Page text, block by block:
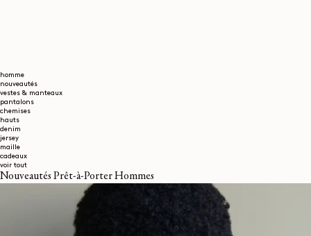
homme
nouveautés
vestes & manteaux
pantalons
chemises
hauts
denim
jersey
maille
cadeaux
voir tout
Nouveautés Prêt-à-Porter Hommes